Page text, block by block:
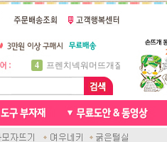
5
비니방울모자 동영상
6
꽈배기목도리
7
천연가죽 핸드메이드라벨
8
신생아모자뜨기
10
손뜨개인형